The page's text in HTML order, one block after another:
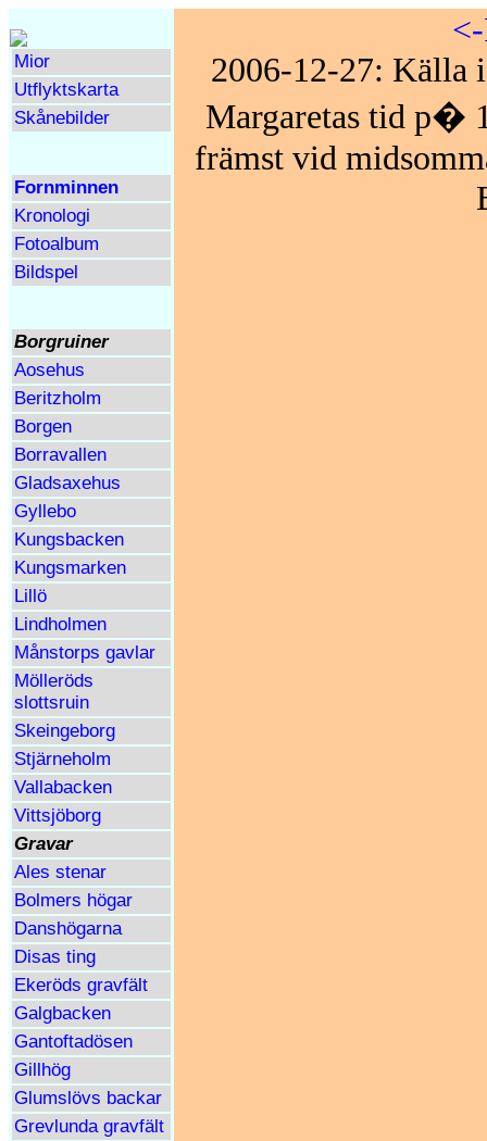
Mior
Utflyktskarta
Skånebilder
Fornminnen
Kronologi
Fotoalbum
Bildspel
Borgruiner
Aosehus
Beritzholm
Borgen
Borravallen
Gladsaxehus
Gyllebo
Kungsbacken
Kungsmarken
Lillö
Lindholmen
Månstorps gavlar
Mölleröds
slottsruin
Skeingeborg
Stjärneholm
Vallabacken
Vittsjöborg
Gravar
Ales stenar
Bolmers högar
Danshögarna
Disas ting
Ekeröds gravfält
Galgbacken
Gantoftadösen
Gillhög
Glumslövs backar
Grevlunda gravfält
2006-12-27: Källa
Margaretas tid p�
främst vid